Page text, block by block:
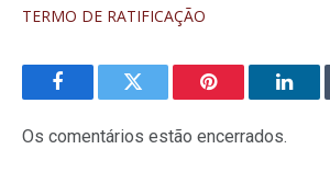
TERMO DE RATIFICAÇÃO
FacebookTwitter Pinterest
Os comentários estão encerrados.